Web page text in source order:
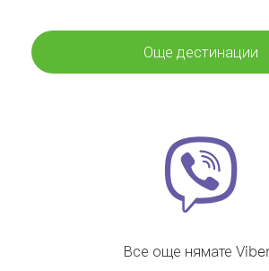
Още дестинации
Все още нямате